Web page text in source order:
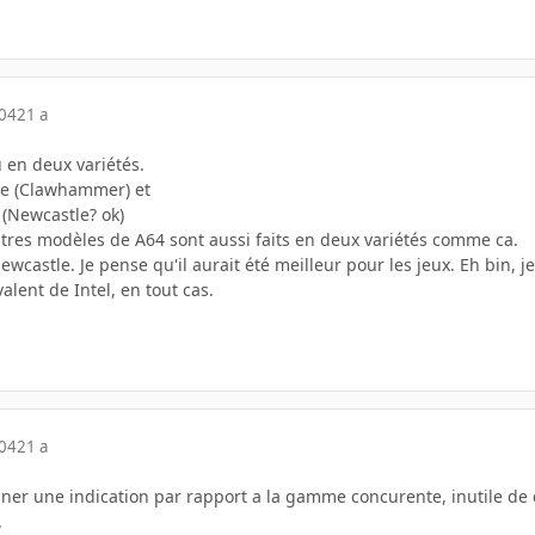
21 a
en deux variétés.
(Clawhammer) et
ok)
modèles de A64 sont aussi faits en deux variétés comme ca.
Je pense qu'il aurait été meilleur pour les jeux. Eh bin,
de Intel, en tout cas.
21 a
une indication par rapport a la gamme concurente, inutile de